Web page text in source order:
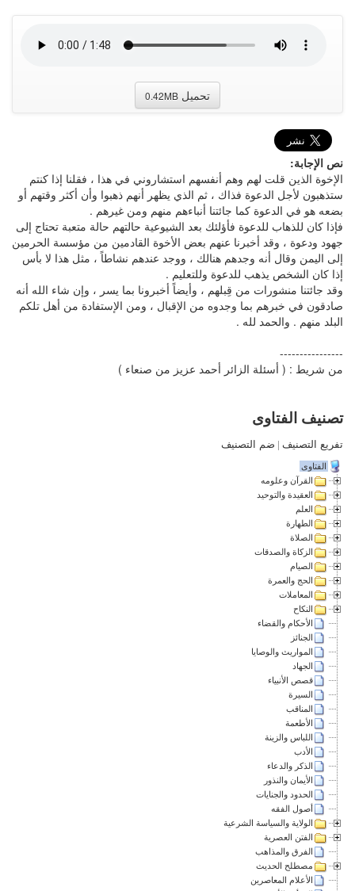
تحميل 0.42MB
نص الإجابة:
الإخوة الذين قلت لهم وهم أنفسهم استشاروني في هذا ، فقلنا إذا كنتم
ستذهبون لأجل الدعوة فذاك ، ثم الذي يظهر أنهم ذهبوا وأن أكثر وقتهم أو
بضعه هو في الدعوة كما جائتنا أنباءهم منهم ومن غيرهم .
فإذا كان للذهاب للدعوة فأؤلئك بعد الشيوعية حالتهم حالة متعبة تحتاج إلى
جهود ودعوة ، وقد أخبرنا عنهم بعض الأخوة القادمين من مؤسسة الحرمين
إلى اليمن وقال أنه وجدهم هنالك ، ووجد عندهم نشاطاً ، مثل هذا لا بأس
إذا كان الشخص يذهب للدعوة وللتعليم .
وقد جائتنا منشورات من قِبلهم ، وأيضاً أخبرونا بما يسر ، وإن شاء الله أنه
صادقون في خبرهم بما وجدوه من الإقبال ، ومن الإستفادة من أهل تلكم
البلد منهم . والحمد لله .
----------------
من شريط : ( أسئلة الزائر أحمد عزيز من صنعاء )
تصنيف الفتاوى
تفريع التصنيف | ضم التصنيف
الفتاوى
القرآن وعلومه
العقيدة والتوحيد
العلم
الطهارة
الصلاة
الزكاة والصدقات
الصيام
الحج والعمرة
المعاملات
النكاح
الأحكام والقضاء
الجنائز
المواريث والوصايا
الجهاد
قصص الأنبياء
السيرة
المناقب
الأطعمة
اللباس والزينة
الأدب
الذكر والدعاء
الأيمان والنذور
الحدود والجنايات
أصول الفقه
الولاية والسياسة الشرعية
الفتن العصرية
الفرق والمذاهب
مصطلح الحديث
الأعلام المعاصرين